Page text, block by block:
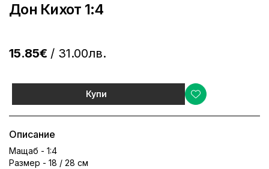
Дон Кихот 1:4
15.85€ / 31.00лв.
Купи
Описание
Мащаб - 1:4
Размер - 18 / 28 см